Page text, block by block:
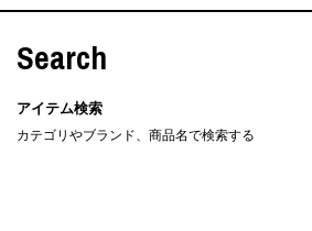
Search
アイテム検索
カテゴリやブランド、商品名で検索する